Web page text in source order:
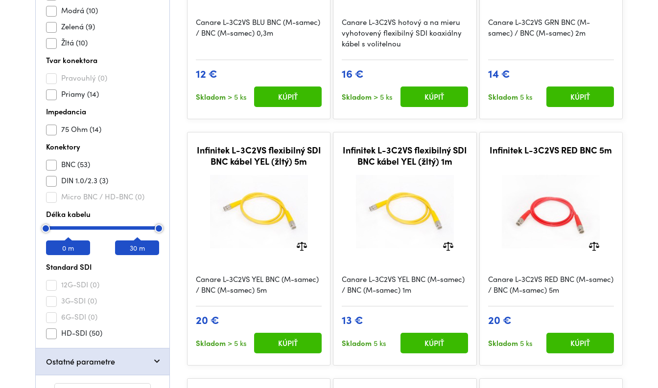
Modrá (10)
Zelená (9)
Žltá (10)
Tvar konektora
Pravouhlý (0)
Priamy(14)
Impedancia
75 Ohm(14)
Konektory
BNC(53)
DIN 1.0/2.3 (3)
Micro BNC / HD-BNC (0)
Délka kabelu
0 m 30 m
Standard SDI
12G-SDI (0)
3G-SDI (0)
6G-SDI (0)
HD-SDI (50)
Ostatné parametre
Canare L-3C2VS BLU BNC (M-samec)
/ BNC (M-samec) 0,3m
12 €
Skladom > 5 ks KÚPIŤ
Canare L-3C2VS hotový a na mieru
vyhotovený flexibilný SDI koaxiálny
kábel s volitelnou
16 €
Skladom > 5 ks KÚPIŤ
Canare L-3C2VS GRN BNC (M-
samec) / BNC (M-samec) 2m
14 €
Skladom 5 ks KÚPIŤ
Infinitek L-3C2VS flexibilný SDI
BNC kábel YEL (žltý) 5m
Canare L-3C2VS YEL BNC (M-samec)
/ BNC (M-samec) 5m
20 €
Skladom > 5 ks KÚPIŤ
Infinitek L-3C2VS flexibilný SDI
BNC kábel YEL (žltý) 1m
Canare L-3C2VS YEL BNC (M-samec)
/ BNC (M-samec) 1m
13 €
Skladom 5 ks KÚPIŤ
Infinitek L-3C2VS RED BNC 5m
Canare L-3C2VS RED BNC (M-samec)
/ BNC (M-samec) 5m
20 €
Skladom 5 ks KÚPIŤ